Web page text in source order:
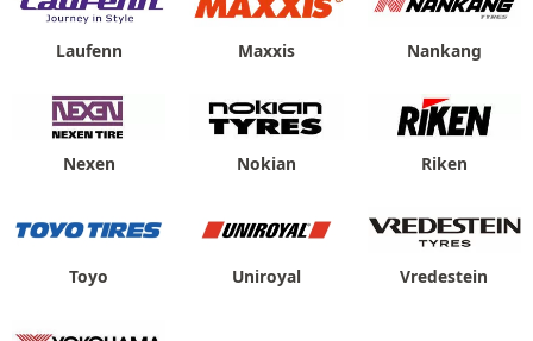
Laufenn Maxxis Nankang
Nexen Nokian Riken
Toyo Uniroyal Vredestein